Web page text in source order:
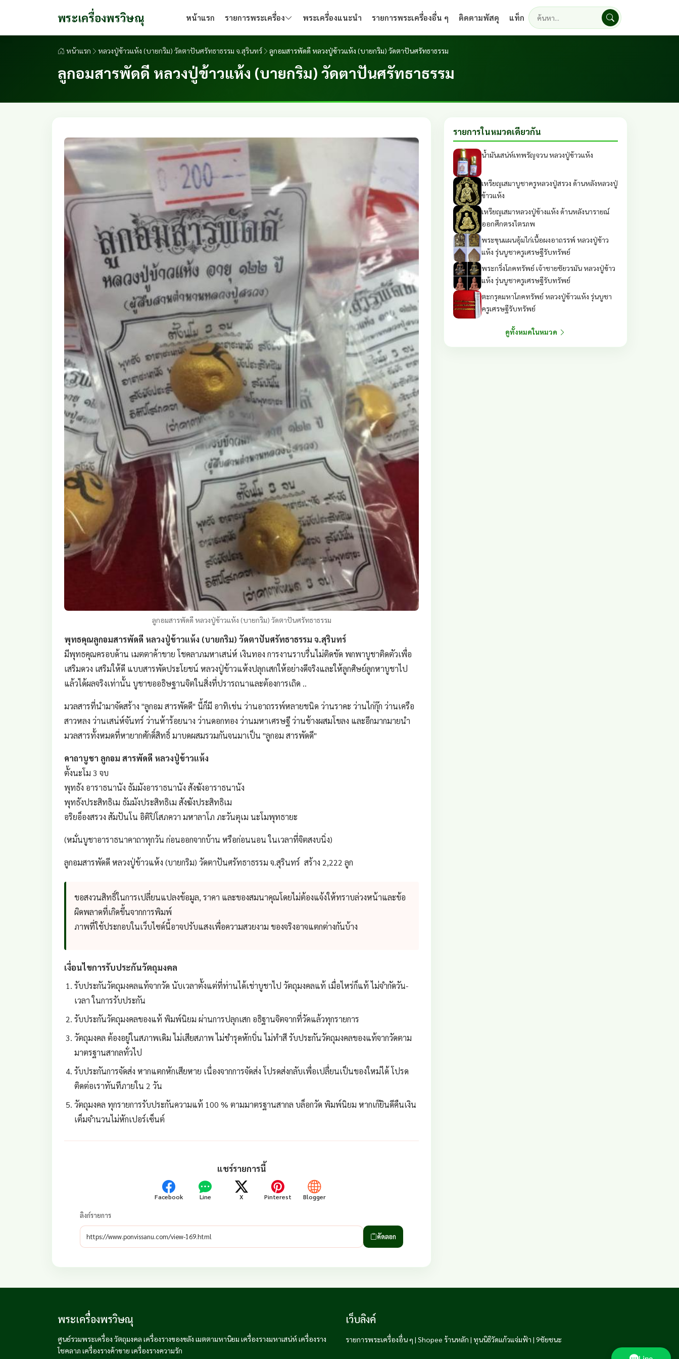
พระเครื่องพรวิษณุ หน้าแรก รายการพระเครื่อง พระเครื่องแนะนำ รายการพระเครื่องอื่น ๆ ติดตามพัสดุ แท็ก
ค้นหา
หน้าแรก หลวงปู่ข้าวแห้ง (บายกริม) วัดตาปันศรัทธาธรรม จ.สุรินทร์ ลูกอมสารพัดดี หลวงปู่ข้าวแห้ง (บายกริม) วัดตาปันศรัทธาธรรม
ลูกอมสารพัดดี หลวงปู่ข้าวแห้ง (บายกริม) วัดตาปันศรัทธาธรรม
ลูกอมสารพัดดี หลวงปู่ข้าวแห้ง (บายกริม) วัดตาปันศรัทธาธรรม
พุทธคุณลูกอมสารพัดดี หลวงปู่ข้าวแห้ง (บายกริม) วัดตาปันศรัทธาธรรม จ.สุรินทร์
มีพุทธคุณครอบด้าน เมตตาค้าขาย โชคลาภมหาเสน่ห์ เงินทอง การงานราบรื่นไม่ติดขัด พกพาบูชาติดตัวเพื่อ
เสริมดวง เสริมให้ดี แบบสารพัดประโยชน์ หลวงปู่ข้าวแห้งปลุกเสกให้อย่างดีจริงและให้ลูกศิษย์ลูกหาบูชาไป
แล้วได้ผลจริงเท่านั้น บูชาขออธิษฐานจิตในสิ่งที่ปรารถนาและต้องการเถิด ..
มวลสารที่นำมาจัดสร้าง "ลูกอม สารพัดดี" นี้ก็มี อาทิเช่น ว่านอาถรรพ์หลายชนิด ว่านราคะ ว่านไก่กุ๊ก ว่านเครือ
สาวหลง ว่านเสน่ห์จันทร์ ว่านห้าร้อยนาง ว่านดอกทอง ว่านมหาเศรษฐี ว่านช้างผสมโขลง และอีกมากมายนำ
มวลสารทั้งหมดที่หายากศักดิ์สิทธิ์ มาบดผสมรวมกันจนมาเป็น "ลูกอม สารพัดดี"
คาถาบูชา ลูกอม สารพัดดี หลวงปู่ข้าวแห้ง
ตั้งนะโม 3 จบ
พุทธัง อาราธนานัง ธัมมังอาราธนานัง สังฆังอาราธนานัง
พุทธังประสิทธิเม ธัมมังประสิทธิเม สังฆังประสิทธิเม
อริยอ็องสรวง สัมปันโน อิติปิโสภควา มหาลาโภ ภะวันตุเม นะโมพุทธายะ
(หมั่นบูชาอาราธนาคาถาทุกวัน ก่อนออกจากบ้าน หรือก่อนนอน ในเวลาที่จิตสงบนิ่ง)
ลูกอมสารพัดดี หลวงปู่ข้าวแห้ง (บายกริม) วัดตาปันศรัทธาธรรม จ.สุรินทร์ สร้าง 2,222 ลูก
ขอสงวนสิทธิ์ในการเปลี่ยนแปลงข้อมูล, ราคา และของสมนาคุณโดยไม่ต้องแจ้งให้ทราบล่วงหน้าและข้อ
ผิดพลาดที่เกิดขึ้นจากการพิมพ์
ภาพที่ใช้ประกอบในเว็บไซด์นี้อาจปรับแสงเพื่อความสวยงาม ของจริงอาจแตกต่างกันบ้าง
เงื่อนไขการรับประกันวัตถุมงคล
รับประกันวัตถุมงคลแท้จากวัด นับเวลาตั้งแต่ที่ท่านได้เช่าบูชาไป วัตถุมงคลแท้ เมื่อไหร่ก็แท้ ไม่จำกัดวัน-
เวลา ในการรับประกัน
รับประกันวัตถุมงคลของแท้ พิมพ์นิยม ผ่านการปลุกเสก อธิฐานจิตจากที่วัดแล้วทุกรายการ
วัตถุมงคล ต้องอยู่ในสภาพเดิม ไม่เสียสภาพ ไม่ชำรุดหักบิ่น ไม่ทำสี รับประกันวัตถุมงคลของแท้จากวัดตาม
มาตรฐานสากลทั่วไป
รับประกันการจัดส่ง หากแตกหักเสียหาย เนื่องจากการจัดส่ง โปรดส่งกลับเพื่อเปลื่ยนเป็นของใหม่ได้ โปรด
ติดต่อเราทันทีภายใน 2 วัน
วัตถุมงคล ทุกรายการรับประกันความแท้ 100 % ตามมาตรฐานสากล บล็อกวัด พิมพ์นิยม หากเก๊ยินดีคืนเงิน
เต็มจำนวนไม่หักเปอร์เซ็นต์
แชร์รายการนี้
Facebook Line X Pinterest Blogger
ลิงก์รายการ
คัดลอก
รายการในหมวดเดียวกัน
น้ำมันเสน่ห์เทพรัญจวน หลวงปู่ข้าวแห้ง
เหรียญเสมาบูชาครูหลวงปู่สรวง ด้านหลังหลวงปู่
ข้าวแห้ง
เหรียญเสมาหลวงปู่ข้างแห้ง ด้านหลังนารายณ์
ออกศึกตรงไตรภพ
พระขุนแผนอุ้มไก่เนื้อผงอาถรรพ์ หลวงปู่ข้าว
แห้ง รุ่นบูชาครูเศรษฐีรับทรัพย์
พระกริ่งโภคทรัพย์ เจ้าชายชัยวรมัน หลวงปู่ข้าว
แห้ง รุ่นบูชาครูเศรษฐีรับทรัพย์
ตะกรุดมหาโภคทรัพย์ หลวงปู่ข้าวแห้ง รุ่นบูชา
ครูเศรษฐีรับทรัพย์
ดูทั้งหมดในหมวด
พระเครื่องพรวิษณุ
ศูนย์รวมพระเครื่อง วัตถุมงคล เครื่องรางของขลัง เมตตามหานิยม เครื่องรางมหาเสน่ห์ เครื่องราง
โชคลาภ เครื่องรางค้าขาย เครื่องรางความรัก
เว็บลิงค์
รายการพระเครื่องอื่น ๆ | Shopee ร้านหลัก | ทุนนิธิวัดแก้วแจ่มฟ้า | 9ชัยชนะ